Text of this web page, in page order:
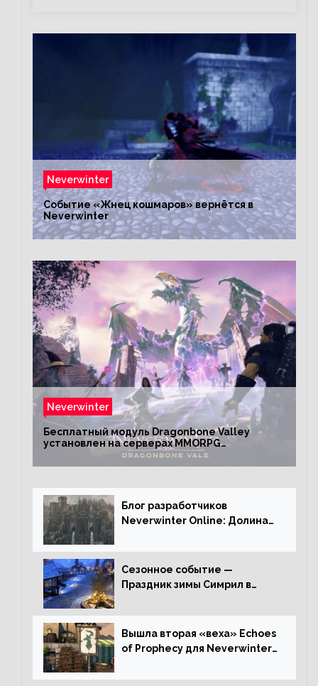
Neverwinter
Событие «Жнец кошмаров» вернётся в
Neverwinter
Neverwinter
Бесплатный модуль Dragonbone Valley
установлен на серверах MMORPG
Блог разработчиков
Neverwinter Online: Долина
Сезонное событие —
Праздник зимы Симрил в
Вышла вторая «веха» Echoes
of Prophecy для Neverwinter